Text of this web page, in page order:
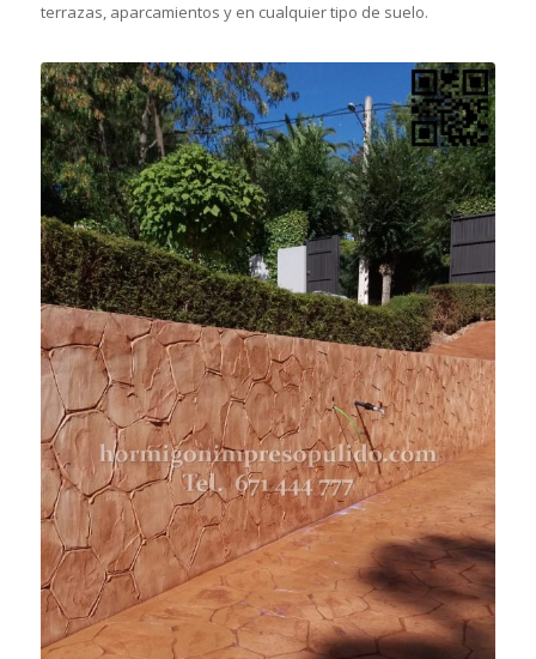
terrazas, aparcamientos y en cualquier tipo de suelo.